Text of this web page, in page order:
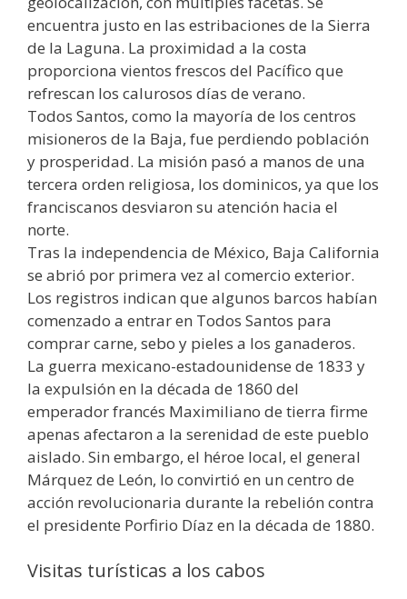
encuentra justo en las estribaciones de la Sierra
de la Laguna. La proximidad a la costa
proporciona vientos frescos del Pacífico que
refrescan los calurosos días de verano.
Todos Santos, como la mayoría de los centros
misioneros de la Baja, fue perdiendo población
y prosperidad. La misión pasó a manos de una
tercera orden religiosa, los dominicos, ya que los
franciscanos desviaron su atención hacia el
norte.
Tras la independencia de México, Baja California
se abrió por primera vez al comercio exterior.
Los registros indican que algunos barcos habían
comenzado a entrar en Todos Santos para
comprar carne, sebo y pieles a los ganaderos.
La guerra mexicano-estadounidense de 1833 y
la expulsión en la década de 1860 del
emperador francés Maximiliano de tierra firme
apenas afectaron a la serenidad de este pueblo
aislado. Sin embargo, el héroe local, el general
Márquez de León, lo convirtió en un centro de
acción revolucionaria durante la rebelión contra
el presidente Porfirio Díaz en la década de 1880.
Visitas turísticas a los cabos